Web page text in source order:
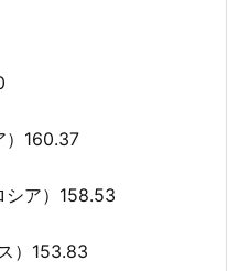
）160.37
シア）158.53
）153.83